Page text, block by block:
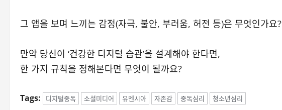
그 앱을 보며 느끼는 감정(자극, 불안, 부러움, 허전 등)은 무엇인가요?
만약 당신이 ‘건강한 디지털 습관’을 설계해야 한다면,
한 가지 규칙을 정해본다면 무엇이 될까요?
Tags: 디지털중독 소셜미디어 유멘시아 자존감 중독심리 청소년심리